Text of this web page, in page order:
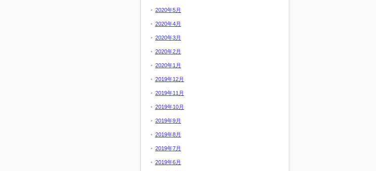
2020年5月
2020年4月
2020年3月
2020年2月
2020年1月
2019年12月
2019年11月
2019年10月
2019年9月
2019年8月
2019年7月
2019年6月